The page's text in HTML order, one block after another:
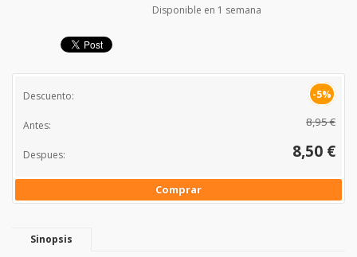
Disponible en 1 semana
Descuento: -5%
Antes: 8,95 €
Despues: 8,50 €
Comprar
Sinopsis